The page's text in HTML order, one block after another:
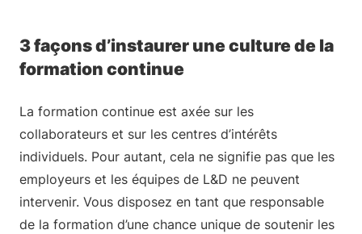
3 façons d’instaurer une culture de la
formation continue
La formation continue est axée sur les
collaborateurs et sur les centres d’intérêts
individuels. Pour autant, cela ne signifie pas que les
employeurs et les équipes de L&D ne peuvent
intervenir. Vous disposez en tant que responsable
de la formation d’une chance unique de soutenir les